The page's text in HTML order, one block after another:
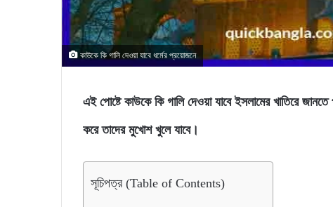
কাউকে কি গালি দেওয়া যাবে ধর্মের প্রয়োজনে
এই পোষ্টে কাউকে কি গালি দেওয়া যাবে ইসলামের খাতিরে
করে তাদের মুখোশ খুলে যাবে।
সূচিপত্র (Table of Contents)